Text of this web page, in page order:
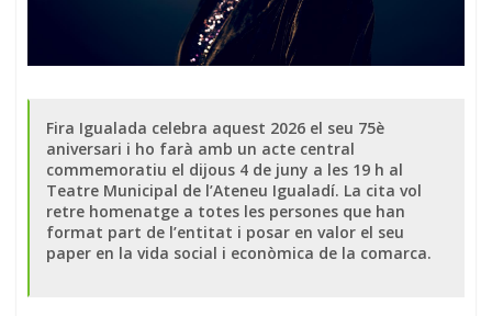
Fira Igualada celebra aquest 2026 el seu 75è
aniversari i ho farà amb un acte central
commemoratiu el dijous 4 de juny a les 19 h al
Teatre Municipal de l’Ateneu Igualadí. La cita vol
retre homenatge a totes les persones que han
format part de l’entitat i posar en valor el seu
paper en la vida social i econòmica de la comarca.